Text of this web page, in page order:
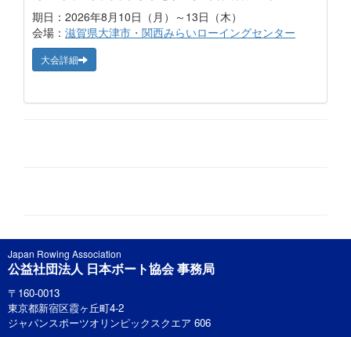
期日：2026年8月10日（月）～13日（木）
会場： 滋賀県大津市・関西みらいローイングセンター
大会詳細
Japan Rowing Association
公益社団法人 日本ボート協会 事務局
〒160-0013
東京都新宿区霞ヶ丘町4-2
ジャパンスポーツオリンピックスクエア 606